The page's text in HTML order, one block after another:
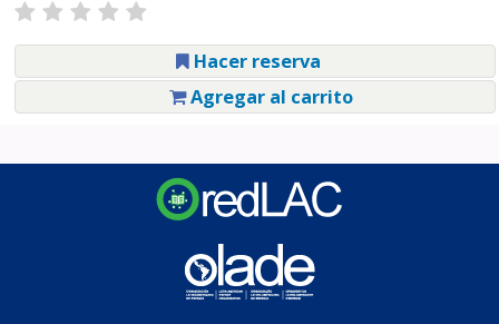
Hacer reserva
Agregar al carrito